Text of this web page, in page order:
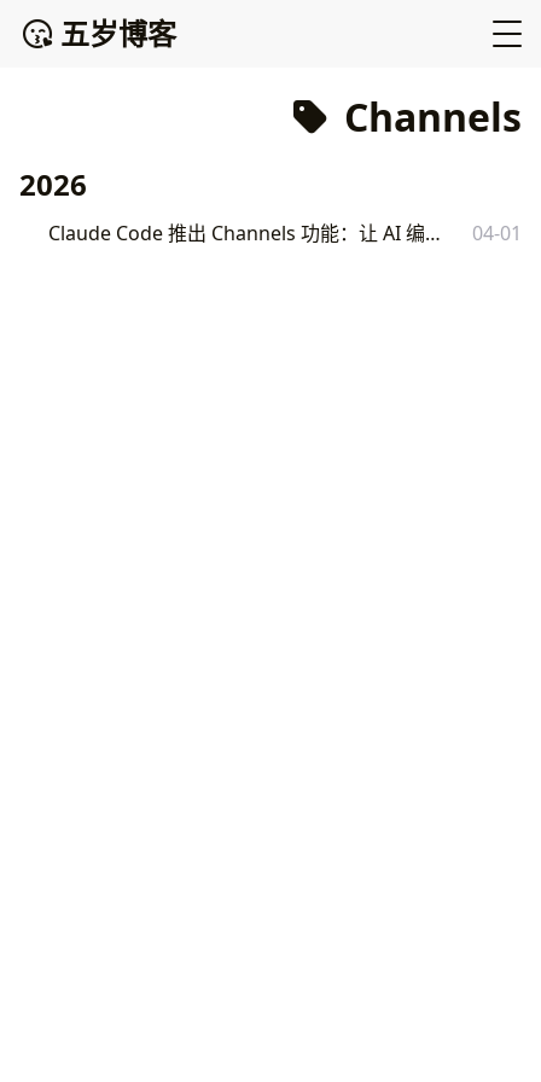
五岁博客
Channels
2026
Claude Code 推出 Channels 功能：让 AI 编程助手实时响应外部事件 04-01